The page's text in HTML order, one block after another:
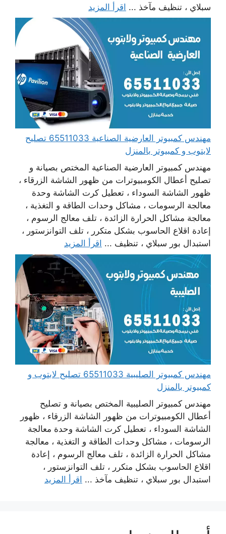
سبلاي ، تنظيف مآخذ ... اقرأ المزيد
مهندس كمبيوتر العارضية الصناعية 65511033 تصليح
لابتوب و كمبيوتر بالمنزل
مهندس كمبيوتر العارضية الصناعية المختص بصيانة و
تصليح أعطال الكومبيوترات من ظهور الشاشة الزرقاء ،
ظهور الشاشة السوداء ، تعطيل كرت الشاشة وحدة
معالجة الرسومات ، مشاكل وحدات الطاقة و التغذية ،
معالجة مشاكل الحرارة الزائدة ، تلف معالج الرسوم ،
إعادة اقلاع الحاسوب بشكل متكرر ، تلف التوانزستور ،
استبدال بور سبلاي ، تنظيف ... اقرأ المزيد
مهندس كمبيوتر الصليبية 65511033 تصليح لابتوب و
كمبيوتر بالمنزل
مهندس كمبيوتر الصليبية المختص بصيانة و تصليح
أعطال الكومبيوترات من ظهور الشاشة الزرقاء ، ظهور
الشاشة السوداء ، تعطيل كرت الشاشة وحدة معالجة
الرسومات ، مشاكل وحدات الطاقة و التغذية ، معالجة
مشاكل الحرارة الزائدة ، تلف معالج الرسوم ، إعادة
اقلاع الحاسوب بشكل متكرر ، تلف التوانزستور ،
استبدال بور سبلاي ، تنظيف مآخذ ... اقرأ المزيد